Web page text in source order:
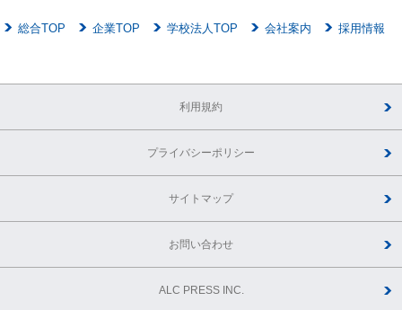
総合TOP 企業TOP 学校法人TOP 会社案内 採用情報
利用規約
プライバシーポリシー
サイトマップ
お問い合わせ
ALC PRESS INC.